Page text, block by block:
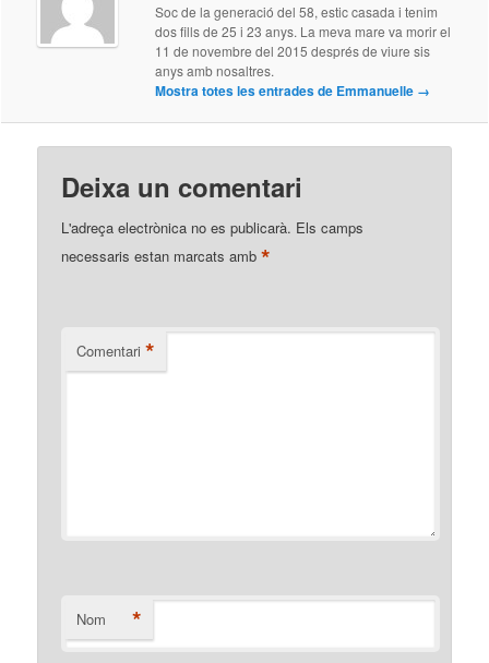
Soc de la generació del 58, estic casada i tenim
dos fills de 25 i 23 anys. La meva mare va morir el
11 de novembre del 2015 després de viure sis
anys amb nosaltres.
Mostra totes les entrades de Emmanuelle →
Deixa un comentari
L'adreça electrònica no es publicarà. Els camps
necessaris estan marcats amb*
Comentari *
Nom *